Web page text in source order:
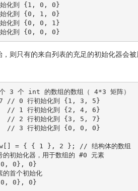
化到 {1, 0, 0}
化到 {0, 1, 0}
化到 {0, 0, 1}
化到 {0, 0, 0}
则只有的来自列表的充足的初始化器会
3 个 int 的数组的数组（ 4*3 矩阵）
// 0 行初始化到 {1, 3, 5}
// 1 行初始化到 {2, 4, 6}
// 2 行初始化到 {3, 5, 7}
// 3 行初始化到 {0, 0, 0}
[ ] = { { 1 } , 2 } ;
// 结构体的数组
始化器，用于数组的 #0 元素
0, 0}, 0}
首个初始化
0, 0}, 0}